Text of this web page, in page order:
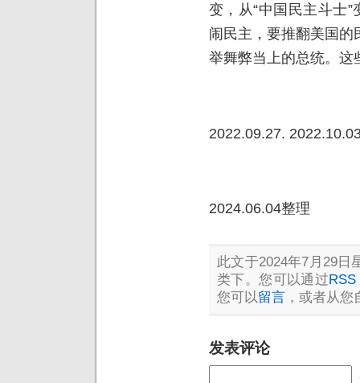
变，从“中国民主斗士
闹民主，要推翻美国
举舞弊当上的总统。这
2022.09.27.
2024.06.04整理
此文于2024年7月29日
类下。您可以通过
您可以留言 ，或者从
发表评论